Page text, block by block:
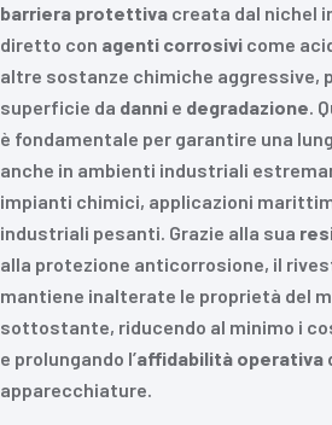
barriera protettiva creata dal nichel
diretto con agenti corrosivi come
altre sostanze chimiche aggressive,
superficie da danni e degradazione.
è fondamentale per garantire una
anche in ambienti industriali
impianti chimici, applicazioni
industriali pesanti. Grazie alla sua
alla protezione anticorrosione, il
mantiene inalterate le proprietà del
sottostante, riducendo al minimo i
e prolungando l’affidabilità operativa
apparecchiature.